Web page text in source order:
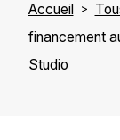
Accueil
financement
Studio